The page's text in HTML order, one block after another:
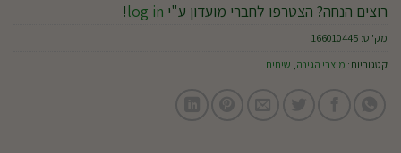
רוצים הנחה? הצטרפו לחברי מועדון ע"י log in
!
מק"ט: 166010445
קטגוריות: מוצרי הגינה, שיחים